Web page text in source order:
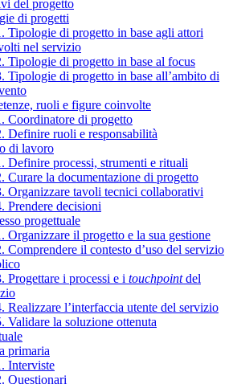
del progetto
di progetti
Tipologie di progetto in base agli attori
nel servizio
Tipologie di progetto in base al focus
Tipologie di progetto in base all’ambito di
ruoli e figure coinvolte
Coordinatore di progetto
Definire ruoli e responsabilità
di lavoro
Definire processi, strumenti e rituali
Curare la documentazione di progetto
Organizzare tavoli tecnici collaborativi
Prendere decisioni
progettuale
Organizzare il progetto e la sua gestione
Comprendere il contesto d’uso del servizio
Progettare i processi e i touchpointdel
Realizzare l’interfaccia utente del servizio
Validare la soluzione ottenuta
primaria
Interviste
Questionari